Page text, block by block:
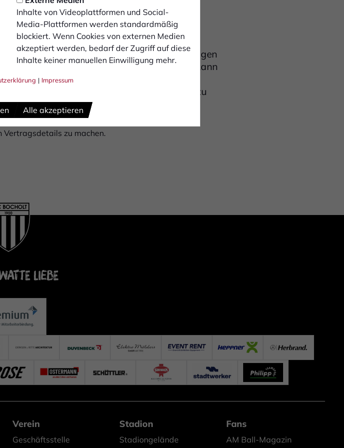
Inhalte von Videoplattformen und Social-
Media-Plattformen werden standardmäßig
blockiert. Wenn Cookies von externen Medien
akzeptiert werden, bedarf der Zugriff auf diese
Inhalte keiner manuellen Einwilligung mehr.
| Impressum
Alle akzeptieren
beim 1. FC Bocholt. Bei meinen bisherigen
bereits erleben dürfen, deshalb kann
Ich möchte meine Stärken
Mannschaft alles dafür tun, unsere Ziele zu
zu machen.
Verein
Geschäftsstelle
Stadion
Stadiongelände
Fans
AM Ball-Magazin